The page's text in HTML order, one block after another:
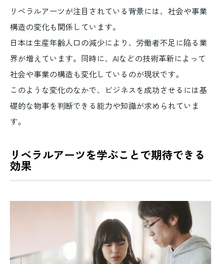
リベラルアーツが注目されている背景には、社会や事業
構造の変化も関係しています。
日本は生産年齢人口の減少により、労働者不足に陥る業
界が増えています。同時に、AIなどの技術革新によって
社会や事業の構造も変化しているのが現状です。
このような変化のなかで、ビジネスを成功させるには基
礎的な物事を判断できる能力や知識が求められていま
す。
リベラルアーツを学ぶことで期待できる
効果